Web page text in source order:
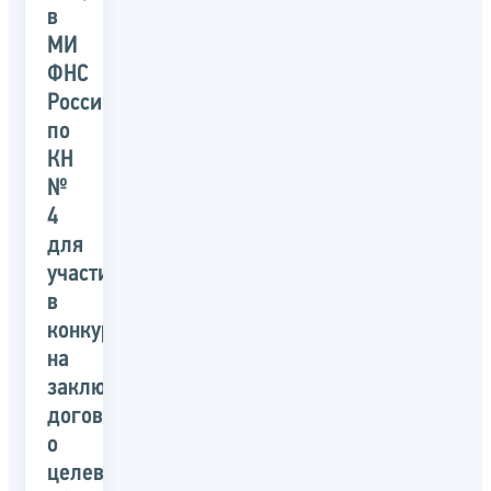
в
МИ
ФНС
России
по
КН
№
4
для
участия
в
конкурсе
на
заключение
договора
о
целевом